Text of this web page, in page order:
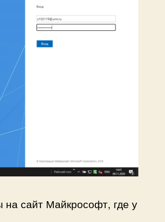
сайт Майкрософт, где у